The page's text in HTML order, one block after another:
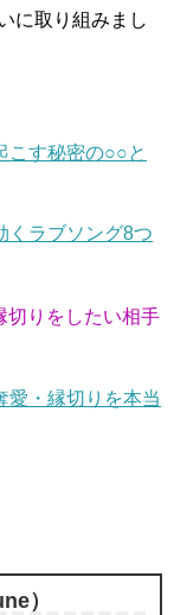
に取り組みまし
こす秘密の○○と
くラブソング8つ
切りをしたい相手
愛・縁切りを本当
）